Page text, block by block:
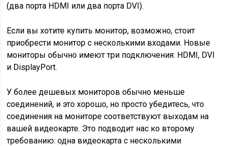
(два порта HDMI или два порта DVI).
Если вы хотите купить монитор, возможно, стоит
приобрести монитор с несколькими входами. Новые
мониторы обычно имеют три подключения: HDMI, DVI
и DisplayPort.
У более дешевых мониторов обычно меньше
соединений, и это хорошо, но просто убедитесь, что
соединения на мониторе соответствуют выходам на
вашей видеокарте. Это подводит нас ко второму
требованию: одна видеокарта с несколькими